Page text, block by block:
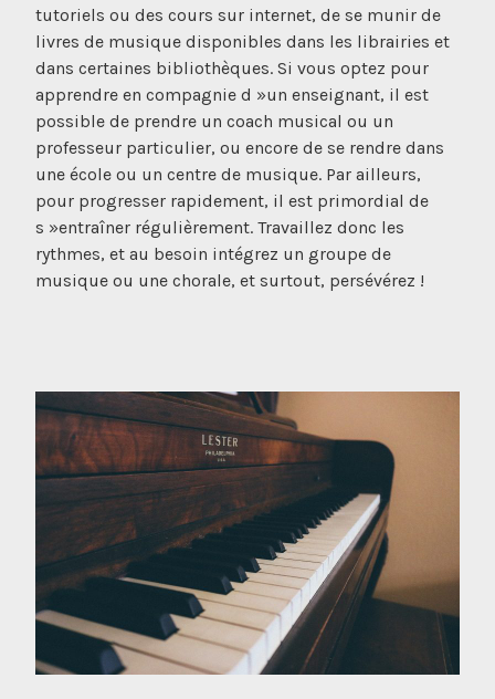
tutoriels ou des cours sur internet, de se munir de
livres de musique disponibles dans les librairies et
dans certaines bibliothèques. Si vous optez pour
apprendre en compagnie d »un enseignant, il est
possible de prendre un coach musical ou un
professeur particulier, ou encore de se rendre dans
une école ou un centre de musique. Par ailleurs,
pour progresser rapidement, il est primordial de
s »entraîner régulièrement. Travaillez donc les
rythmes, et au besoin intégrez un groupe de
musique ou une chorale, et surtout, persévérez !